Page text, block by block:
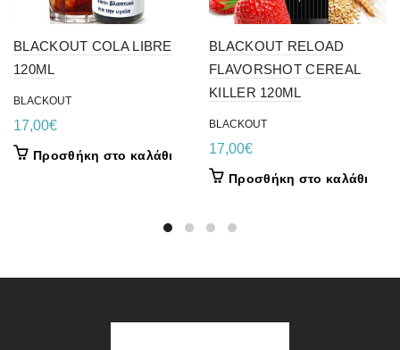
BLACKOUT COLA LIBRE
120ML
BLACKOUT
17,00€
Προσθήκη στο καλάθι
BLACKOUT RELOAD
FLAVORSHOT CEREAL
KILLER 120ML
BLACKOUT
17,00€
Προσθήκη στο καλάθι